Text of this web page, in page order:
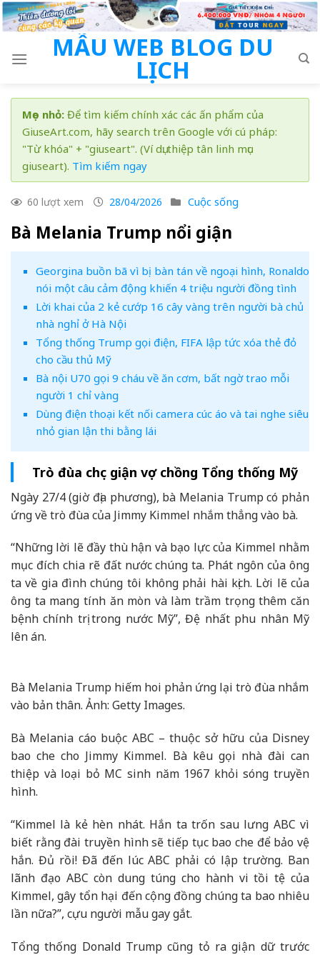
Skip
to
MẪU WEB BLOG DU
LỊCH
Mẹo nhỏ: Để tìm kiếm chính xác các ấn phẩm của
GiuseArt.com, hãy search trên Google với cú pháp:
"Từ khóa" + "giuseart". (Ví dụ: thiệp tân linh mục
giuseart). Tìm kiếm ngay
60 lượt xem 28/04/2026 Cuộc sống
Bà Melania Trump nổi giận
Georgina buồn bã vì bị bàn tán về ngoại hình, Ronaldo
nói một câu cảm động khiến 4 triệu người đồng tình
Lời khai của 2 kẻ cướp 16 cây vàng trên người bà chủ
nhà nghỉ ở Hà Nội
Tổng thống Trump gọi điện, FIFA lập tức xóa thẻ đỏ
cho cầu thủ Mỹ
Bà nội U70 gọi 9 cháu về ăn cơm, bất ngờ trao mỗi
người 1 chỉ vàng
Dùng điện thoại kết nối camera cúc áo và tai nghe siêu
nhỏ gian lận thi bằng lái
Trò đùa chọc giận vợ chồng Tổng thống Mỹ
Ngày 27/4 (giờ địa phương), bà Melania Trump có phản
ứng về trò đùa của Jimmy Kimmel nhắm thẳng vào bà.
“Những lời lẽ đầy thù hận và bạo lực của Kimmel nhằm
mục đích chia rẽ đất nước chúng ta. Phát ngôn của ông
ta về gia đình chúng tôi không phải hài kịch. Lời lẽ của
ông ta mang tính ăn mòn và làm trầm trọng thêm căn
bệnh chính trị trong nước Mỹ”, Đệ nhất phu nhân Mỹ
lên án.
Bà Melania Trump hiếm hoi phản ứng lại trò đùa nhắm
vào bản thân. Ảnh: Getty Images.
Bà Melania cáo buộc ABC – thuộc sở hữu của Disney
bao che cho Jimmy Kimmel. Bà kêu gọi nhà đài can
thiệp và loại bỏ MC sinh năm 1967 khỏi sóng truyền
hình.
“Kimmel là kẻ hèn nhát. Hắn ta trốn sau lưng ABC vì
biết rằng đài truyền hình sẽ tiếp tục bao che để bảo vệ
hắn. Đủ rồi! Đã đến lúc ABC phải có lập trường. Ban
lãnh đạo ABC còn dung túng cho hành vi tồi tệ của
Kimmel, gây tổn hại đến cộng đồng chúng ta bao nhiêu
lần nữa?”, cựu người mẫu gay gắt.
Tổng thống Donald Trump cũng tỏ ra giận dữ trước